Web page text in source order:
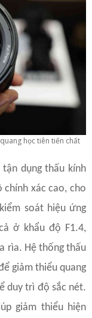
học tiên tiến chất
tận dụng thấu kính
xác cao, cho
soát hiệu ứng
ở khẩu độ F1.4,
rìa. Hệ thống thấu
giảm thiểu quang
duy trì độ sắc nét.
giảm thiểu hiện